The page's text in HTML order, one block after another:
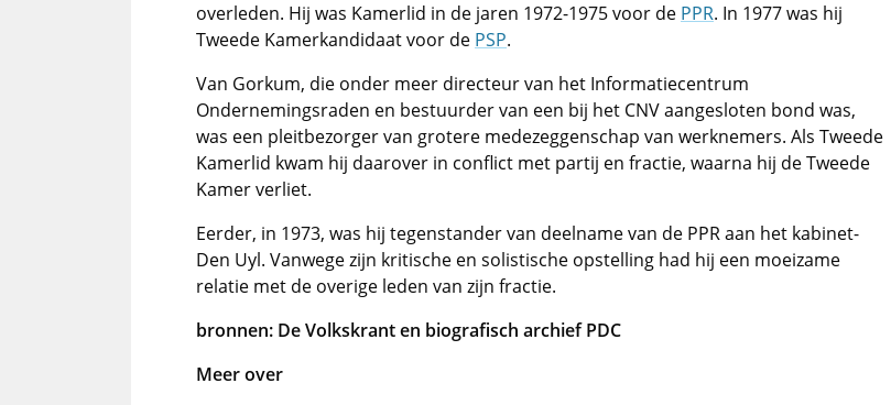
overleden. Hij was Kamerlid in de jaren 1972-1975 voor de PPR. In 1977 was hij
Tweede Kamerkandidaat voor de PSP.
Van Gorkum, die onder meer directeur van het Informatiecentrum
Ondernemingsraden en bestuurder van een bij het CNV aangesloten bond was,
was een pleitbezorger van grotere medezeggenschap van werknemers. Als Tweede
Kamerlid kwam hij daarover in conflict met partij en fractie, waarna hij de Tweede
Kamer verliet.
Eerder, in 1973, was hij tegenstander van deelname van de PPR aan het kabinet-
Den Uyl. Vanwege zijn kritische en solistische opstelling had hij een moeizame
relatie met de overige leden van zijn fractie.
bronnen: De Volkskrant en biografisch archief PDC
Meer over